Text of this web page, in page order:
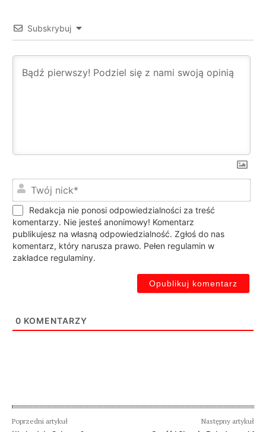
Subskrybuj
Redakcja nie ponosi odpowiedzialności za treść
komentarzy. Nie jesteś anonimowy! Komentarz
publikujesz na własną odpowiedzialność. Zgłoś do nas
komentarz, który narusza prawo. Pełen regulamin w
zakładce regulaminy.
0 KOMENTARZY
Poprzedni artykuł Następny artykuł